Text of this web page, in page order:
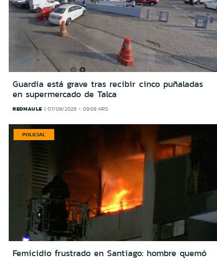
Guardia está grave tras recibir cinco puñaladas
en supermercado de Talca
REDMAULE 07/08/2026 - 09:09 HRS
POLICIAL
Femicidio frustrado en Santiago: hombre quemó